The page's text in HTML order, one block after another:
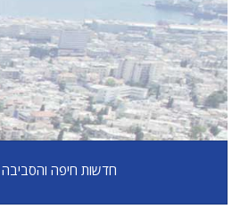
חדשות חיפה והסביבה